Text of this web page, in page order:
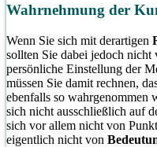
Wahrnehmung der
Wenn Sie sich mit derartigen
sollten Sie dabei jedoch nicht
persönliche Einstellung der
müssen Sie damit rechnen,
ebenfalls so wahrgenommen
sich nicht ausschließlich auf
sich vor allem nicht von
eigentlich nicht von